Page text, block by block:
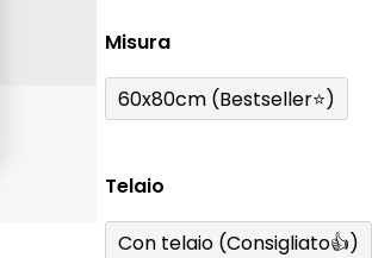
Misura
60x80cm (Bestseller⭐)
Telaio
Con telaio (Consigliato👍)